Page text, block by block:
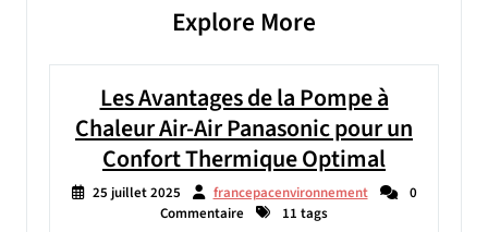
Explore More
Les Avantages de la Pompe à
Chaleur Air-Air Panasonic pour un
Confort Thermique Optimal
25 juillet 2025 francepacenvironnement
0
Commentaire
11 tags